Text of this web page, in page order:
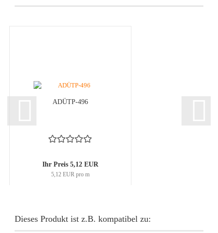
ADÜTP-496
Ihr Preis 5,12 EUR
5,12 EUR pro m
Dieses Produkt ist z.B. kompatibel zu: